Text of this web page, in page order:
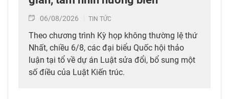
06/08/2026 TIN TỨC
Theo chương trình Kỳ họp không thường lệ thứ
Nhất, chiều 6/8, các đại biểu Quốc hội thảo
luận tại tổ về dự án Luật sửa đổi, bổ sung một
số điều của Luật Kiến trúc.